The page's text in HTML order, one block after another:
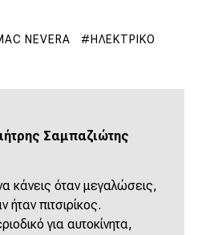
NEVERA
ΗΛΕΚΤΡΙΚΌ
Σαμπαζιώτης
κάνεις όταν μεγαλώσεις,
ήταν πιτσιρίκος.
για αυτοκίνητα,